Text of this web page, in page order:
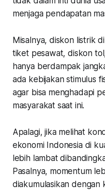
menjaga pendapatan
Misalnya, diskon listrik
tiket pesawat, diskon
hanya berdampak
ada kebijakan stimulus
agar bisa menghadapi
masyarakat saat ini.
Apalagi, jika melihat
ekonomi Indonesia di
lebih lambat
Pasalnya, momentum
diakumulasikan